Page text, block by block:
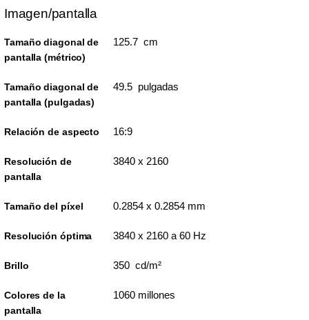
Imagen/pantalla
Tamaño diagonal de
pantalla (métrico)
125.7 cm
Tamaño diagonal de
pantalla (pulgadas)
49.5 pulgadas
Relación de aspecto 16:9
Resolución de
pantalla
3840 x 2160
Tamaño del píxel 0.2854 x 0.2854 mm
Resolución óptima 3840 x 2160 a 60 Hz
Brillo 350 cd/m²
Colores de la
pantalla
1060 millones